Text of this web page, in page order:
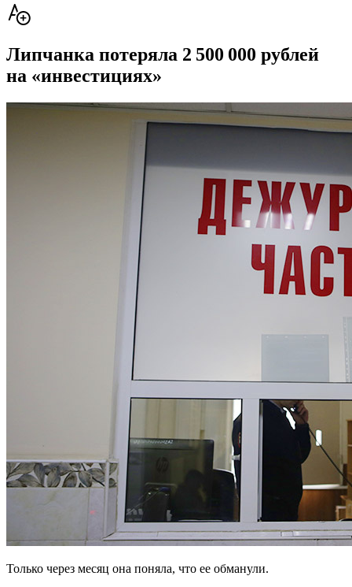
Липчанка потеряла 2 500 000 рублей
на «инвестициях»
Только через месяц она поняла, что ее обманули.